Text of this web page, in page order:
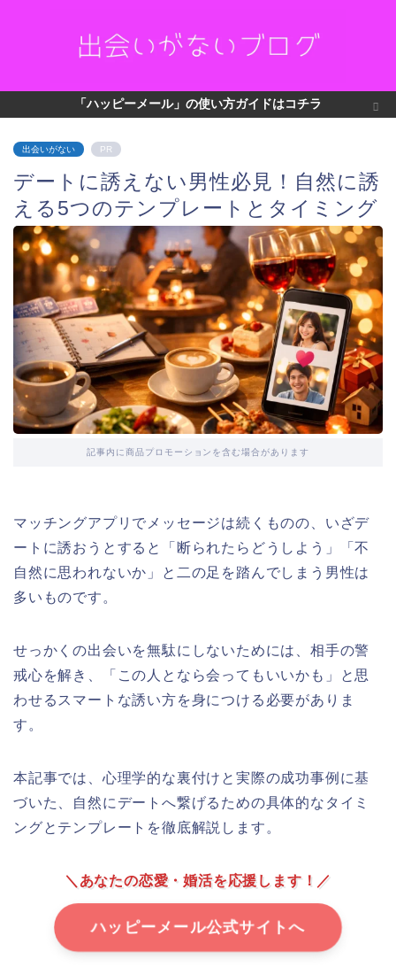
「ハッピーメール」の使い方ガイドはコチラ
出会いがない PR
デートに誘えない男性必見！自然に誘
える5つのテンプレートとタイミング
記事内に商品プロモーションを含む場合があります
マッチングアプリでメッセージは続くものの、いざデ
ートに誘おうとすると「断られたらどうしよう」「不
自然に思われないか」と二の足を踏んでしまう男性は
多いものです。
せっかくの出会いを無駄にしないためには、相手の警
戒心を解き、「この人となら会ってもいいかも」と思
わせるスマートな誘い方を身につける必要がありま
す。
本記事では、心理学的な裏付けと実際の成功事例に基
づいた、自然にデートへ繋げるための具体的なタイミ
ングとテンプレートを徹底解説します。
＼あなたの恋愛・婚活を応援します！／
ハッピーメール公式サイトへ